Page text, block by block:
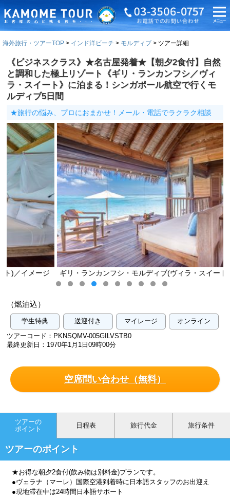
海外旅行・ツアーTOP インド洋ビーチ モルディブ ツアー詳細
《ビジネスクラス》★名古屋発着★【朝夕2食付】自然
と調和した極上リゾート《ギリ・ランカンフシ／ヴィ
ラ・スイート》に泊まる！シンガポール航空で行くモ
ルディブ5日間
★旅行の悩み、プロにおまかせ！メール・電話でラクラク相談
ギリ・ランカンフシ・モルディブ(ヴィラ・スイート)／イメージ
（燃油込）
学生特典 送迎付き マイレージ
オンライン
ツアーコード：PKNSQMV-005GILVSTB0
最終更新日：1970年1月1日09時00分
空席問い合わせ（無料）
ツアーの
ポイント
日程表 旅行代金 旅行条件
ツアーのポイント
★お得な朝夕2食付(飲み物は別料金)プランです。
●ヴェラナ（マーレ）国際空港到着時に日本語スタッフのお出迎え
●現地滞在中は24時間日本語サポート